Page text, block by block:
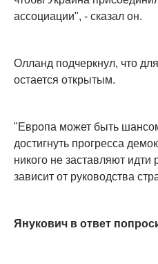
ассоциации", - сказал он.
Олланд подчеркнул, что
остается открытым.
"Европа может быть
достигнуть прогресса
никого не заставляют
зависит от руководства
Янукович в ответ